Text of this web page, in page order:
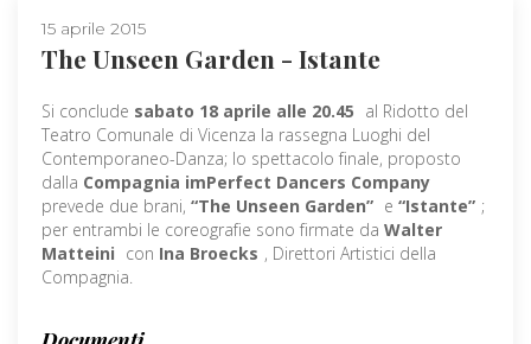
15 aprile 2015
The Unseen Garden - Istante
Si conclude sabato 18 aprile alle 20.45 al Ridotto del
Teatro Comunale di Vicenza la rassegna Luoghi del
Contemporaneo-Danza; lo spettacolo finale, proposto
dalla Compagnia imPerfect Dancers Company
prevede due brani, “The Unseen Garden” e “Istante” ;
per entrambi le coreografie sono firmate da Walter
Matteini con Ina Broecks , Direttori Artistici della
Compagnia.